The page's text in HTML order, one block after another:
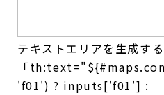
テキストエリアを生成する
「
'f01') ? inputs['f01'] :